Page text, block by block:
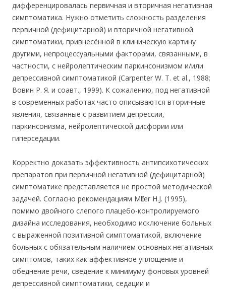
дифференцировалась первичная и вторичная негативная
симптоматика. Нужно отметить сложность разделения
первичной (дефицитарной) и вторичной негативной
симптоматики, привнесённой в клиническую картину
другими, непроцессуальными факторами, связанными, в
частности, с нейролептическим паркинсонизмом и/или
депрессивной симптоматикой (Carpenter W. Т. et al., 1988;
Вовин Р. Я. и соавт., 1999). К сожалению, под негативной
в современных работах часто описываются вторичные
явления, связанные с развитием депрессии,
паркинсонизма, нейролептической дисфории или
гиперседации.
Корректно доказать эффективность антипсихотических
препаратов при первичной негативной (дефицитарной)
симптоматике представляется не простой методической
задачей. Согласно рекомендациям Mӧller H.J. (1995),
помимо двойного слепого плацебо-контролируемого
дизайна исследования, необходимо исключение больных
с выраженной позитивной симптоматикой, включение
больных с обязательным наличием основных негативных
симптомов, таких как аффективное уплощение и
обеднение речи, сведение к минимуму фоновых уровней
депрессивной симптоматики, седации и